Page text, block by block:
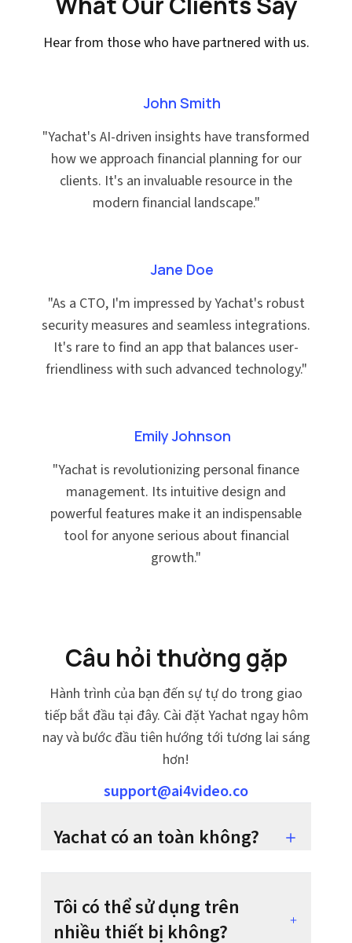
Hear from those who have partnered with us.
John Smith
"Yachat's AI-driven insights have transformed
how we approach financial planning for our
clients. It's an invaluable resource in the
modern financial landscape."
Jane Doe
"As a CTO, I'm impressed by Yachat's robust
security measures and seamless integrations.
It's rare to find an app that balances user-
friendliness with such advanced technology."
Emily Johnson
"Yachat is revolutionizing personal finance
management. Its intuitive design and
powerful features make it an indispensable
tool for anyone serious about financial
growth."
Câu hỏi thường gặp
Hành trình của bạn đến sự tự do trong giao
tiếp bắt đầu tại đây. Cài đặt Yachat ngay hôm
nay và bước đầu tiên hướng tới tương lai sáng
hơn!
support@ai4video.co
Yachat có an toàn không?
Tôi có thể sử dụng trên
nhiều thiết bị không?